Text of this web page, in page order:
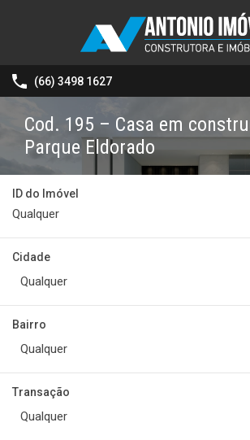
(66) 3498 1627
Cod. 195 – Casa em
Parque Eldorado
ID do Imóvel
Cidade
Qualquer
Bairro
Qualquer
Transação
Qualquer